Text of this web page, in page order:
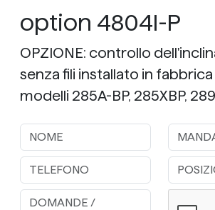
option 4804I-P
OPZIONE: controllo
senza fili installato in fabbrica
modelli 285A-BP, 285XBP,